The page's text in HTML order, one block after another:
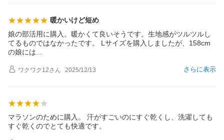
暖かいけど短め
娘の部活用に購入。暖かくて良いそうです。生地感がツルツルし
てるものではなかったです。 Lサイズを購入しましたが、158cm
の娘には
さらに表示
ワクワク12さん 2025/12/13
マラソンのために購入。 汗がすごいのにすぐ乾くし、洗濯しても
すぐ乾くのでとても快適です。